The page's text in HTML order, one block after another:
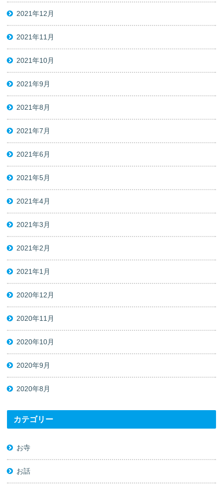
2021年12月
2021年11月
2021年10月
2021年9月
2021年8月
2021年7月
2021年6月
2021年5月
2021年4月
2021年3月
2021年2月
2021年1月
2020年12月
2020年11月
2020年10月
2020年9月
2020年8月
カテゴリー
お寺
お話